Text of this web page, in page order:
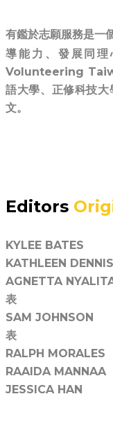
有鑑於志願服務是一
導能力、發展同理
Volunteering
語大學、正修科技
文。
Editors
KYLEE BATES
KATHLEEN
AGNETTA
表
SAM JOHNSON
表
RALPH
RAAIDA
JESSICA